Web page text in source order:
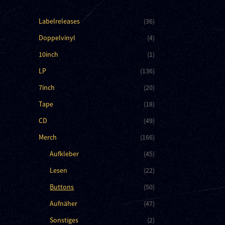
Labelreleases
(36)
Doppelvinyl
(4)
10inch
(1)
LP
(136)
7inch
(20)
Tape
(18)
CD
(49)
Merch
(166)
Aufkleber
(45)
Lesen
(22)
Buttons
(50)
Aufnäher
(47)
Sonstiges
(2)